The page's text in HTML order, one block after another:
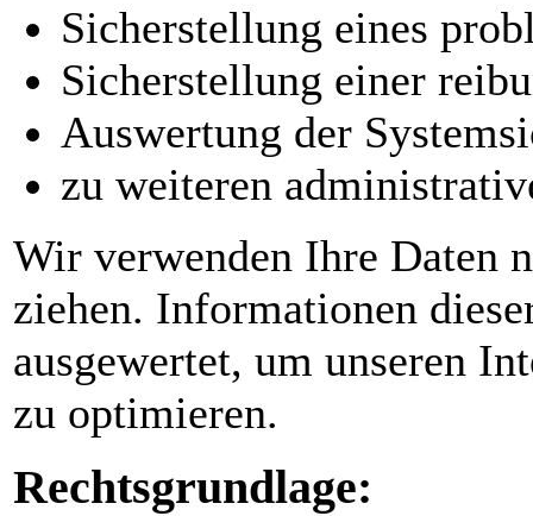
Sicherstellung eines
Sicherstellung einer
Auswertung der
zu weiteren
Wir verwenden Ihre Daten
ziehen. Informationen
ausgewertet, um unseren
zu optimieren.
Rechtsgrundlage: